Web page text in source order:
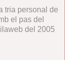
tria personal de
el pas del
del 2005